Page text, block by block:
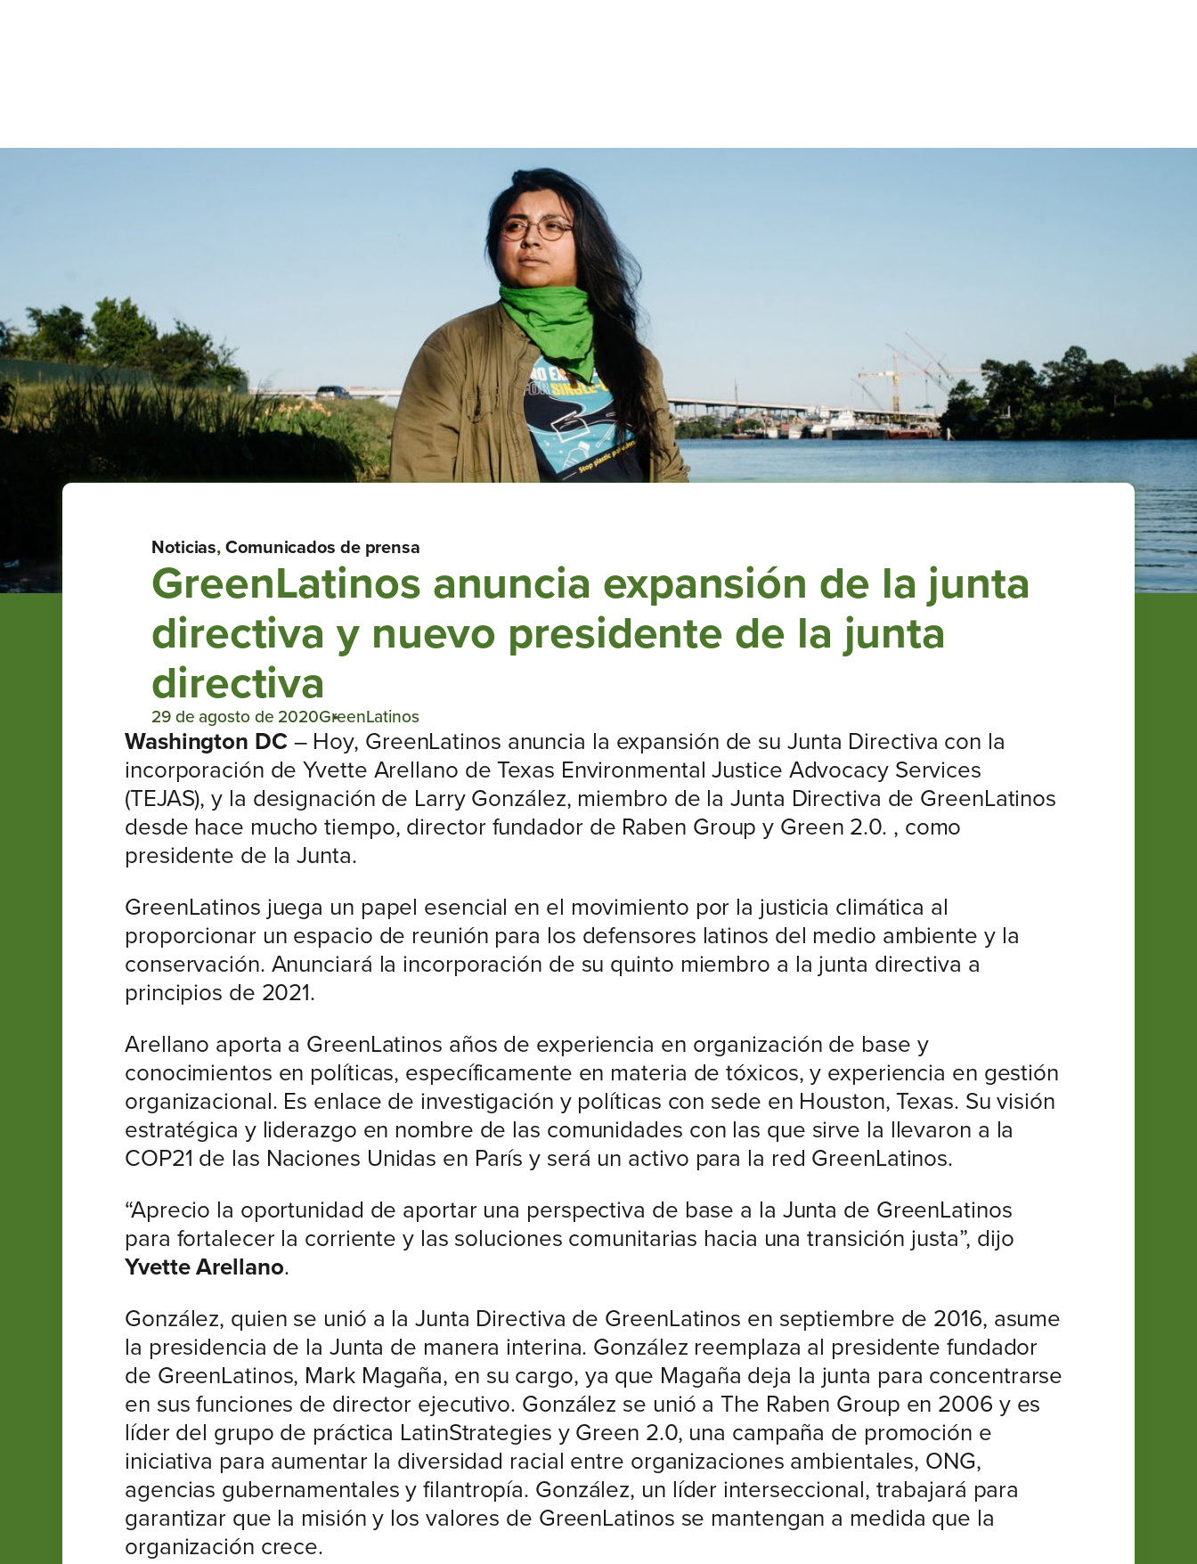
Noticias,Comunicados de prensa
GreenLatinos anuncia expansión de la junta
directiva y nuevo presidente de la junta
directiva
29 de agosto de 2020GreenLatinos
Washington DC – Hoy, GreenLatinos anuncia la expansión de su Junta Directiva con la
incorporación de Yvette Arellano de Texas Environmental Justice Advocacy Services
(TEJAS), y la designación de Larry González, miembro de la Junta Directiva de GreenLatinos
desde hace mucho tiempo, director fundador de Raben Group y Green 2.0. , como
presidente de la Junta.
GreenLatinos juega un papel esencial en el movimiento por la justicia climática al
proporcionar un espacio de reunión para los defensores latinos del medio ambiente y la
conservación. Anunciará la incorporación de su quinto miembro a la junta directiva a
principios de 2021.
Arellano aporta a GreenLatinos años de experiencia en organización de base y
conocimientos en políticas, específicamente en materia de tóxicos, y experiencia en gestión
organizacional. Es enlace de investigación y políticas con sede en Houston, Texas. Su visión
estratégica y liderazgo en nombre de las comunidades con las que sirve la llevaron a la
COP21 de las Naciones Unidas en París y será un activo para la red GreenLatinos.
“Aprecio la oportunidad de aportar una perspectiva de base a la Junta de GreenLatinos
para fortalecer la corriente y las soluciones comunitarias hacia una transición justa”, dijo
Yvette Arellano.
González, quien se unió a la Junta Directiva de GreenLatinos en septiembre de 2016, asume
la presidencia de la Junta de manera interina. González reemplaza al presidente fundador
de GreenLatinos, Mark Magaña, en su cargo, ya que Magaña deja la junta para concentrarse
en sus funciones de director ejecutivo. González se unió a The Raben Group en 2006 y es
líder del grupo de práctica LatinStrategies y Green 2.0, una campaña de promoción e
iniciativa para aumentar la diversidad racial entre organizaciones ambientales, ONG,
agencias gubernamentales y filantropía. González, un líder interseccional, trabajará para
garantizar que la misión y los valores de GreenLatinos se mantengan a medida que la
organización crece.